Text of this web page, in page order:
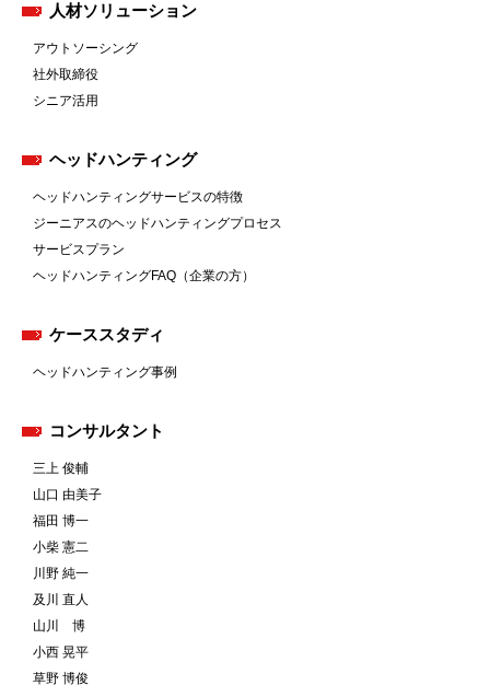
人材ソリューション
アウトソーシング
社外取締役
シニア活用
ヘッドハンティング
ヘッドハンティングサービスの特徴
ジーニアスのヘッドハンティングプロセス
サービスプラン
ヘッドハンティングFAQ（企業の方）
ケーススタディ
ヘッドハンティング事例
コンサルタント
三上 俊輔
山口 由美子
福田 博一
小柴 憲二
川野 純一
及川 直人
山川 博
小西 晃平
草野 博俊